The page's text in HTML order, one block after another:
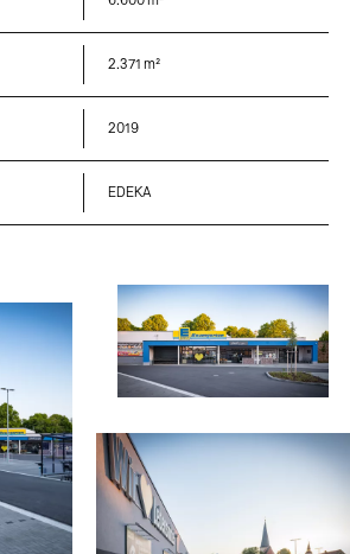
2.371 m²
2019
EDEKA